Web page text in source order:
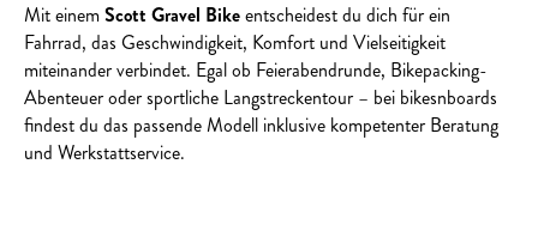
Mit einemScott Gravel Bikeentscheidest du dich für ein
Fahrrad, das Geschwindigkeit, Komfort und Vielseitigkeit
miteinander verbindet. Egal ob Feierabendrunde, Bikepacking-
Abenteuer oder sportliche Langstreckentour – bei bikesnboards
findest du das passende Modell inklusive kompetenter Beratung
und Werkstattservice.